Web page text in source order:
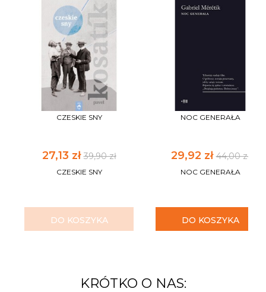
CZESKIE SNY
27,13 zł39,90 zł
CZESKIE SNY
DO KOSZYKA
NOC GENERAŁA
29,92 zł44,00 zł
NOC GENERAŁA
DO KOSZYKA
KRÓTKO O NAS: